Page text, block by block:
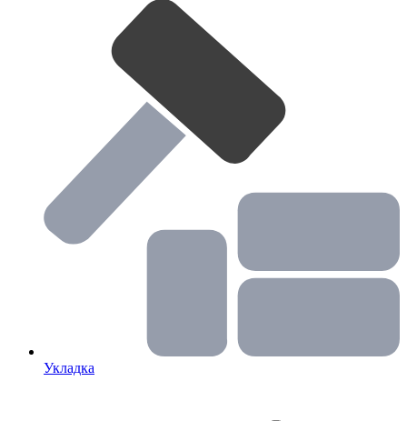
Жидкости для обработки
Керамогранит
Террасные доски
Садовый декор
Уличные светильники